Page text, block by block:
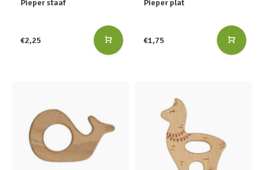
Pieper staaf
€2,25
Pieper plat
€1,75